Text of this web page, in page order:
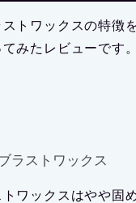
トワックスの特徴
みたレビューです。
ラストワックス
ワックスはやや固